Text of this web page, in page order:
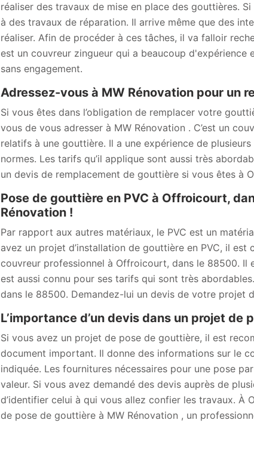
réaliser des travaux de mise en place des gouttières.
à des travaux de réparation. Il arrive même que des
réaliser. Afin de procéder à ces tâches, il va falloir
est un couvreur zingueur qui a beaucoup d'expérience
sans engagement.
Adressez-vous à MW Rénovation pour un
Si vous êtes dans l’obligation de remplacer votre
vous de vous adresser à MW Rénovation . C’est un
relatifs à une gouttière. Il a une expérience de
normes. Les tarifs qu’il applique sont aussi très
un devis de remplacement de gouttière si vous êtes à
Pose de gouttière en PVC à Offroicourt,
Rénovation !
Par rapport aux autres matériaux, le PVC est un
avez un projet d’installation de gouttière en PVC, il est
couvreur professionnel à Offroicourt, dans le 88500. Il
est aussi connu pour ses tarifs qui sont très
dans le 88500. Demandez-lui un devis de votre projet
L’importance d’un devis dans un projet de
Si vous avez un projet de pose de gouttière, il est
document important. Il donne des informations sur le
indiquée. Les fournitures nécessaires pour une pose
valeur. Si vous avez demandé des devis auprès de
d’identifier celui à qui vous allez confier les travaux.
de pose de gouttière à MW Rénovation , un